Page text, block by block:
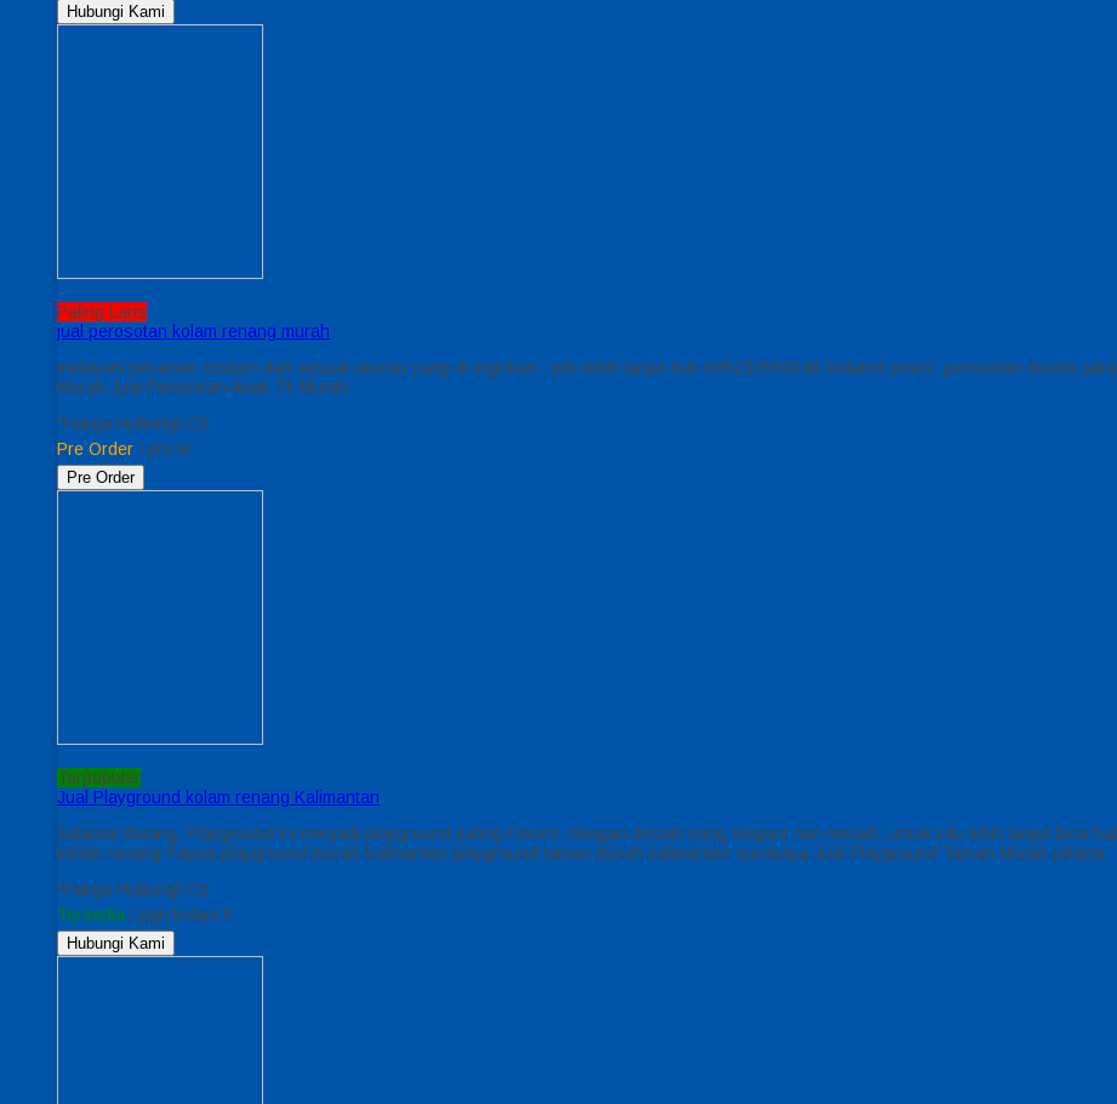
Hubungi Kami
Paling Laris
jual perosotan kolam renang murah
melayani pesanan costum dan sesuai ukuran yang di inginkan , info lebih lanjut hub 085230550048 Related posts: perosotan double
Murah Jual Perosotan Anak Tk Murah
*Harga Hubungi CS
Pre Order / prs kr
Pre Order
Terpopuler
Jual Playground kolam renang Kalimantan
Selamat datang. Playground ini menjadi playground paling Favorit. dengan desain yang elegant nan meriah. untuk info lebih lanjut bisa
kolam renang Papua playground murah kalimantan playground taman murah kalimantan surabaya Jual Playground Taman Murah jakarta
*Harga Hubungi CS
Tersedia / pgn kolam F
Hubungi Kami